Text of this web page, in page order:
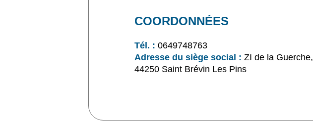
COORDONNÉES
Tél. : 0649748763
Adresse du siège social : ZI de la Guerche,
44250 Saint Brévin Les Pins